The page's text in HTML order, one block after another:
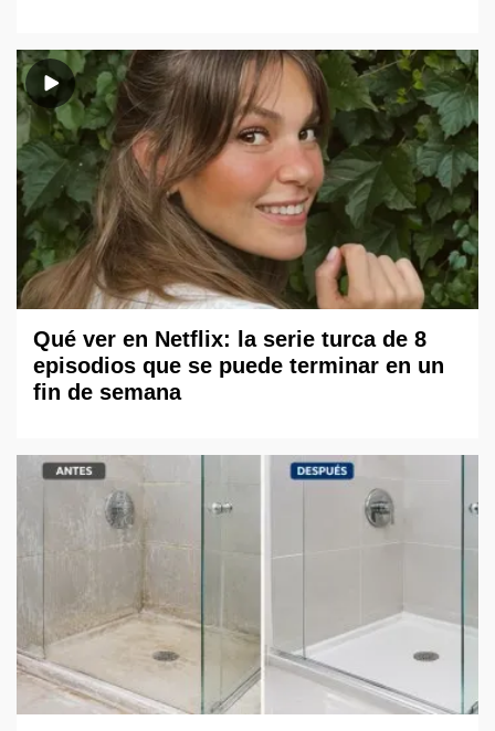
Qué ver en Netflix: la serie turca de 8
episodios que se puede terminar en un
fin de semana